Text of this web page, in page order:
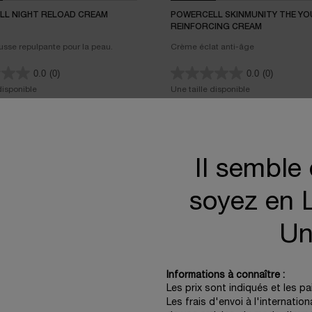
NIGHT RELOAD CREAM
repulpante pour la peau.
0.0 (0)
POWERCELL NIGHT RELOAD CREAM
POWERCELL SKINMUNITY THE
REINFORCING CREAM
Crème éclat anti-âge
0.0 (0)
Une taille disponible
EN RUPTURE DE STOCK
(400,00 €/100 ml.)
Il semble
soyez en
Informations à connaître :
Les prix sont indiqués et les
Les frais d'envoi à